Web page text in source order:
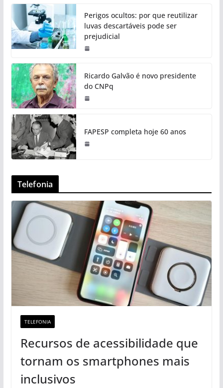
Perigos ocultos: por que reutilizar
luvas descartáveis pode ser
prejudicial
Ricardo Galvão é novo presidente
do CNPq
FAPESP completa hoje 60 anos
Telefonia
TELEFONIA
Recursos de acessibilidade que
tornam os smartphones mais
inclusivos